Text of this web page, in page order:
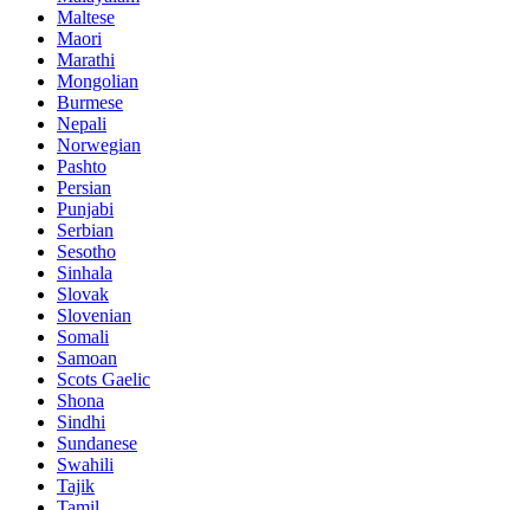
Maltese
Maori
Marathi
Mongolian
Burmese
Nepali
Norwegian
Pashto
Persian
Punjabi
Serbian
Sesotho
Sinhala
Slovak
Slovenian
Somali
Samoan
Scots Gaelic
Shona
Sindhi
Sundanese
Swahili
Tajik